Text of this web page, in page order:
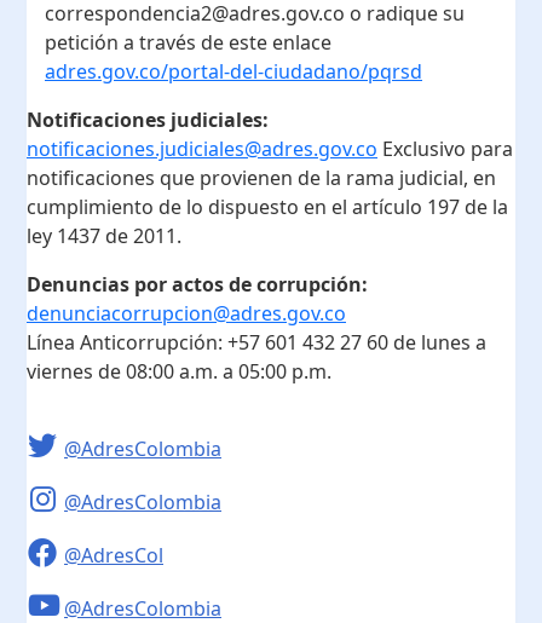
correspondencia2@adres.gov.co o radique su
petición a través de este enlace
adres.gov.co/portal-del-ciudadano/pqrsd
Notificaciones judiciales:
notificaciones.judiciales@adres.gov.co Exclusivo para
notificaciones que provienen de la rama judicial, en
cumplimiento de lo dispuesto en el artículo 197 de la
ley 1437 de 2011.
Denuncias por actos de corrupción:
denunciacorrupcion@adres.gov.co
Línea Anticorrupción: +57 601 432 27 60 de lunes a
viernes de 08:00 a.m. a 05:00 p.m.
@AdresColombia
@AdresColombia
@AdresCol
@AdresColombia